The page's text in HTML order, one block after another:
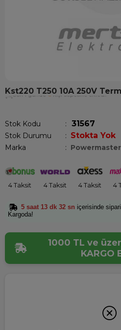
Kst220 T250 10A 250V
Stok Kodu 31567
Stok Durumu : Stokta Yok
Marka : Powermaster
4 Taksit 4 Taksit 4 Taksit 4
5 saat 13 dk 32 sn içerisinde
Kargoda!
1000 TL ve
KARGO